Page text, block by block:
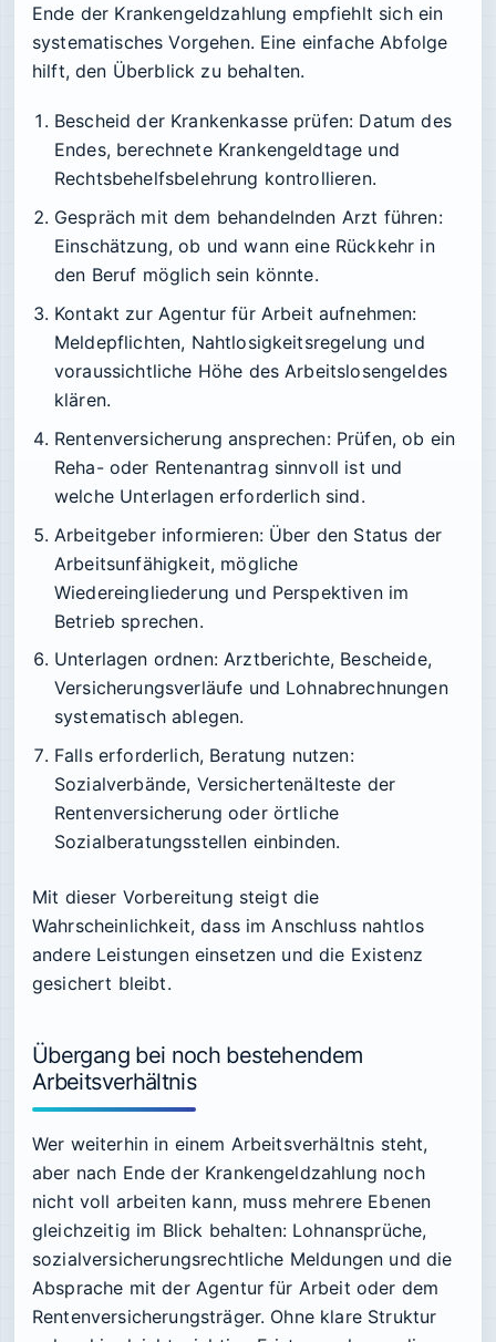
Ende der Krankengeldzahlung empfiehlt sich ein
systematisches Vorgehen. Eine einfache Abfolge
hilft, den Überblick zu behalten.
Bescheid der Krankenkasse prüfen: Datum des
Endes, berechnete Krankengeldtage und
Rechtsbehelfsbelehrung kontrollieren.
Gespräch mit dem behandelnden Arzt führen:
Einschätzung, ob und wann eine Rückkehr in
den Beruf möglich sein könnte.
Kontakt zur Agentur für Arbeit aufnehmen:
Meldepflichten, Nahtlosigkeitsregelung und
voraussichtliche Höhe des Arbeitslosengeldes
klären.
Rentenversicherung ansprechen: Prüfen, ob ein
Reha- oder Rentenantrag sinnvoll ist und
welche Unterlagen erforderlich sind.
Arbeitgeber informieren: Über den Status der
Arbeitsunfähigkeit, mögliche
Wiedereingliederung und Perspektiven im
Betrieb sprechen.
Unterlagen ordnen: Arztberichte, Bescheide,
Versicherungsverläufe und Lohnabrechnungen
systematisch ablegen.
Falls erforderlich, Beratung nutzen:
Sozialverbände, Versichertenälteste der
Rentenversicherung oder örtliche
Sozialberatungsstellen einbinden.
Mit dieser Vorbereitung steigt die
Wahrscheinlichkeit, dass im Anschluss nahtlos
andere Leistungen einsetzen und die Existenz
gesichert bleibt.
Übergang bei noch bestehendem
Arbeitsverhältnis
Wer weiterhin in einem Arbeitsverhältnis steht,
aber nach Ende der Krankengeldzahlung noch
nicht voll arbeiten kann, muss mehrere Ebenen
gleichzeitig im Blick behalten: Lohnansprüche,
sozialversicherungsrechtliche Meldungen und die
Absprache mit der Agentur für Arbeit oder dem
Rentenversicherungsträger. Ohne klare Struktur